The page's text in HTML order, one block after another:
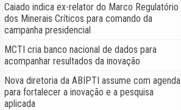
Caiado indica ex-relator do Marco Regulatório
dos Minerais Críticos para comando da
campanha presidencial
MCTI cria banco nacional de dados para
acompanhar resultados da inovação
Nova diretoria da ABIPTI assume com agenda
para fortalecer a inovação e a pesquisa
aplicada